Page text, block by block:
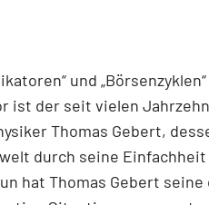
und
ist der seit vielen
Thomas Gebert,
durch seine
hat Thomas Gebert